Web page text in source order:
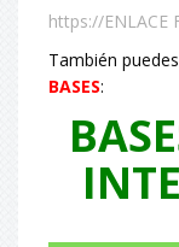
https://ENLACE
También
BASES: